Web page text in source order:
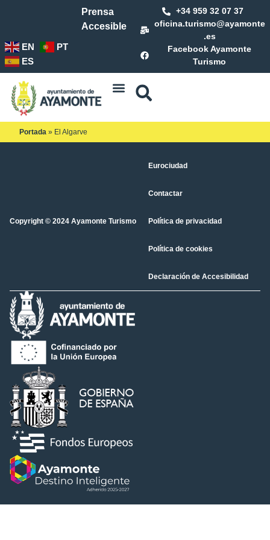
Prensa
Accesible
+34 959 32 07 37
oficina.turismo@ayamonte
.es
Facebook Ayamonte
Turismo
EN
PT
ES
Portada » El Algarve
Copyright © 2024 Ayamonte Turismo
Eurociudad
Contactar
Política de privacidad
Política de cookies
Declaración de Accesibilidad